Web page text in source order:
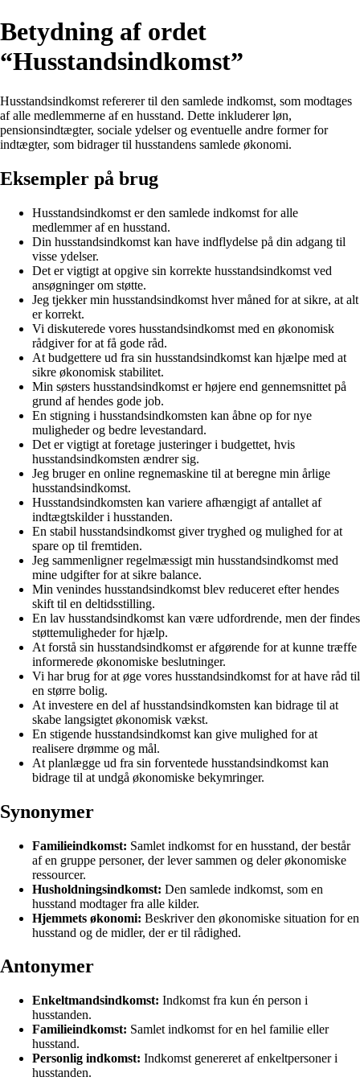
Betydning af ordet
“Husstandsindkomst”
Husstandsindkomst refererer til den samlede indkomst, som modtages
af alle medlemmerne af en husstand. Dette inkluderer løn,
pensionsindtægter, sociale ydelser og eventuelle andre former for
indtægter, som bidrager til husstandens samlede økonomi.
Eksempler på brug
Husstandsindkomst er den samlede indkomst for alle
medlemmer af en husstand.
Din husstandsindkomst kan have indflydelse på din adgang til
visse ydelser.
Det er vigtigt at opgive sin korrekte husstandsindkomst ved
ansøgninger om støtte.
Jeg tjekker min husstandsindkomst hver måned for at sikre, at alt
er korrekt.
Vi diskuterede vores husstandsindkomst med en økonomisk
rådgiver for at få gode råd.
At budgettere ud fra sin husstandsindkomst kan hjælpe med at
sikre økonomisk stabilitet.
Min søsters husstandsindkomst er højere end gennemsnittet på
grund af hendes gode job.
En stigning i husstandsindkomsten kan åbne op for nye
muligheder og bedre levestandard.
Det er vigtigt at foretage justeringer i budgettet, hvis
husstandsindkomsten ændrer sig.
Jeg bruger en online regnemaskine til at beregne min årlige
husstandsindkomst.
Husstandsindkomsten kan variere afhængigt af antallet af
indtægtskilder i husstanden.
En stabil husstandsindkomst giver tryghed og mulighed for at
spare op til fremtiden.
Jeg sammenligner regelmæssigt min husstandsindkomst med
mine udgifter for at sikre balance.
Min venindes husstandsindkomst blev reduceret efter hendes
skift til en deltidsstilling.
En lav husstandsindkomst kan være udfordrende, men der findes
støttemuligheder for hjælp.
At forstå sin husstandsindkomst er afgørende for at kunne træffe
informerede økonomiske beslutninger.
Vi har brug for at øge vores husstandsindkomst for at have råd til
en større bolig.
At investere en del af husstandsindkomsten kan bidrage til at
skabe langsigtet økonomisk vækst.
En stigende husstandsindkomst kan give mulighed for at
realisere drømme og mål.
At planlægge ud fra sin forventede husstandsindkomst kan
bidrage til at undgå økonomiske bekymringer.
Synonymer
Familieindkomst: Samlet indkomst for en husstand, der består
af en gruppe personer, der lever sammen og deler økonomiske
ressourcer.
Husholdningsindkomst: Den samlede indkomst, som en
husstand modtager fra alle kilder.
Hjemmets økonomi: Beskriver den økonomiske situation for en
husstand og de midler, der er til rådighed.
Antonymer
Enkeltmandsindkomst: Indkomst fra kun én person i
husstanden.
Familieindkomst: Samlet indkomst for en hel familie eller
husstand.
Personlig indkomst: Indkomst genereret af enkeltpersoner i
husstanden.